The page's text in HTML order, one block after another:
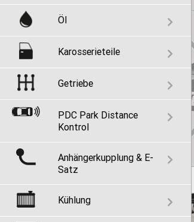
Öl
Karosserieteile
Getriebe
PDC Park Distance
Kontrol
Anhängerkupplung & E-
Satz
Kühlung